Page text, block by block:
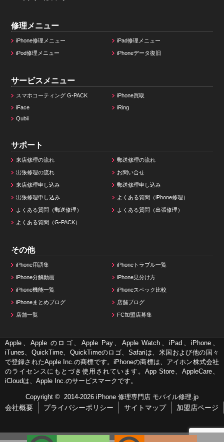
修理メニュー
iPhone修理メニュー iPad修理メニュー
iPod修理メニュー iPhoneデータ復旧
サービスメニュー
スマホコーティング G-PACK
iPhone買取
iFace
iRing
Qubii
サポート
来店修理の流れ 郵送修理の流れ
出張修理の流れ お問い合せ
来店修理申し込み 郵送修理申し込み
出張修理申し込み よくある質問（iPhone修理）
よくある質問（郵送修理） よくある質問（出張修理）
よくある質問（G-PACK）
その他
iPhone用語集 iPhoneトラブル一覧
iPhone分解動画 iPhone見分け方
iPhone機能一覧 iPhoneスペック比較
iPhoneまとめブログ 店舗ブログ
店舗一覧 FC加盟店募集
Apple、Apple のロゴ、Apple Pay、Apple Watch、iPad、iPhone、
iTunes、QuickTime、QuickTimeのロゴ、Safariは、米国および他の国々
で登録されたApple Inc.の商標です。iPhoneの商標は、アイホン株式会社
のライセンスにもとづき使用されています。App Store、AppleCare、
iCloudは、Apple Inc.のサービスマークです。
Copyright © 2014-2026 iPhone 修理専門店 モバイル修理.jp
会社概要 プライバシーポリシー サイトマップ 加盟店ページ